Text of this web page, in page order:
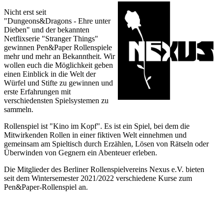
Nicht erst seit
"Dungeons&Dragons - Ehre unter
Dieben" und der bekannten
Netflixserie "Stranger Things"
gewinnen Pen&Paper Rollenspiele
mehr und mehr an Bekanntheit. Wir
wollen euch die Möglichkeit geben
einen Einblick in die Welt der
Würfel und Stifte zu gewinnen und
erste Erfahrungen mit
verschiedensten Spielsystemen zu
sammeln.
Rollenspiel ist "Kino im Kopf". Es ist ein Spiel, bei dem die
Mitwirkenden Rollen in einer fiktiven Welt einnehmen und
gemeinsam am Spieltisch durch Erzählen, Lösen von Rätseln oder
Überwinden von Gegnern ein Abenteuer erleben.
Die Mitglieder des Berliner Rollenspielvereins Nexus e.V. bieten
seit dem Wintersemester 2021/2022 verschiedene Kurse zum
Pen&Paper-Rollenspiel an.